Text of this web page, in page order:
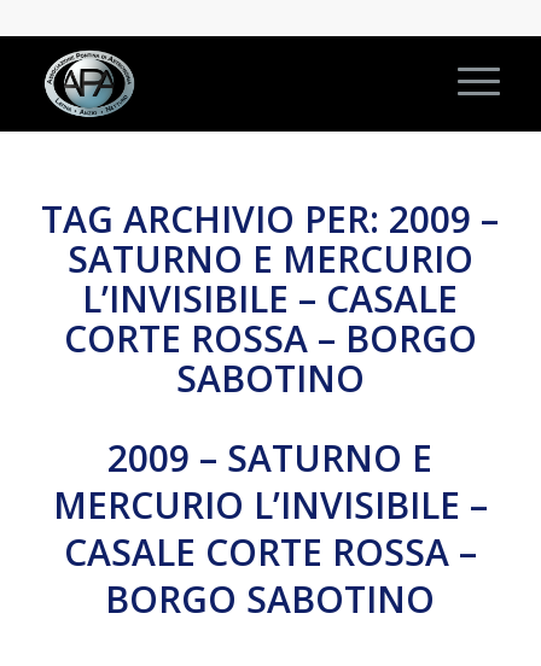
TAG ARCHIVIO PER: 2009 –
SATURNO E MERCURIO
L’INVISIBILE – CASALE
CORTE ROSSA – BORGO
SABOTINO
2009 – SATURNO E
MERCURIO L’INVISIBILE –
CASALE CORTE ROSSA –
BORGO SABOTINO